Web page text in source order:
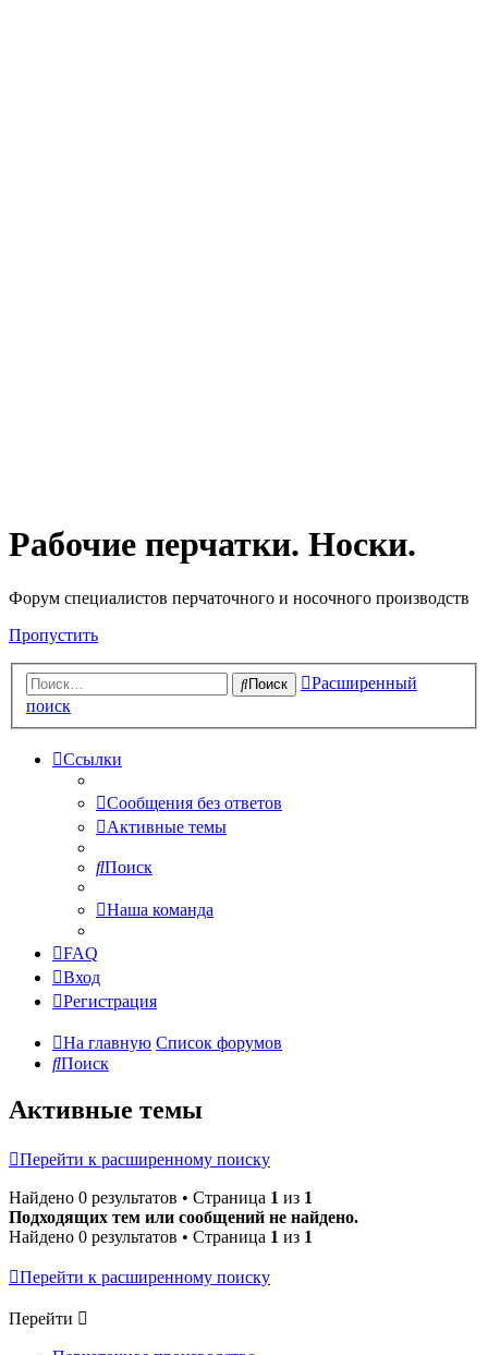
Рабочие перчатки. Носки.
Форум специалистов перчаточного и носочного производств
Пропустить
Поиск
Расширенный
поиск
Ссылки
Сообщения без ответов
Активные темы
Поиск
Наша команда
FAQ
Вход
Регистрация
На главную Список форумов
Поиск
Активные темы
Перейти к расширенному поиску
Найдено 0 результатов • Страница 1 из 1
Подходящих тем или сообщений не найдено.
Найдено 0 результатов • Страница 1 из 1
Перейти к расширенному поиску
Перейти